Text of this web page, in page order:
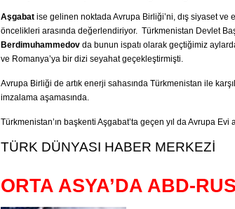
Aşgabat ise gelinen noktada Avrupa Birliği’ni, dış siyaset ve
öncelikleri arasında değerlendiriyor. Türkmenistan Devlet
Berdimuhammedov da bunun ispatı olarak geçtiğimiz
ve Romanya’ya bir dizi seyahat geçekleştirmişti.
Avrupa Birliği de artık enerji sahasında Türkmenistan ile
imzalama aşamasında.
Türkmenistan’ın başkenti Aşgabat’ta geçen yıl da Avrupa Evi
TÜRK DÜNYASI HABER MERKEZİ
ORTA ASYA’DA ABD-